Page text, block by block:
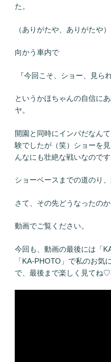
た。
（ありがたや、ありがたや）
向かう車内で
『今回こそ、ショー、見ら
というかほちゃんの自信に
ヤ。
開園と同時にインパだなん
験でしたが（笑）ショーを
んなにも壮絶な戦いなのです
ショーベースまでの道のり
さて、その先どうなったのか
動画でご覧ください。
今回も、動画の最後には「
「KA-PHOTO」で私のお気
で、最後まで楽しく見てね♡